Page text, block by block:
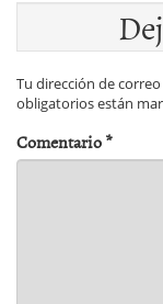
Tu dirección de
obligatorios están
Comentario*